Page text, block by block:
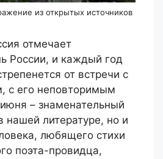
из открытых источников
отмечает
России, и каждый год
от встречи с
с его неповторимым
– знаменательный
нашей литературе, но и
любящего стихи
поэта-провидца,